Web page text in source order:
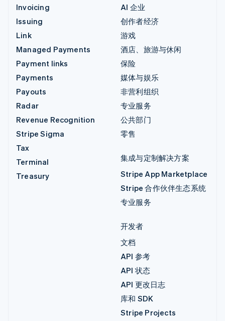
Invoicing
Issuing
Link
Managed Payments
Payment links
Payments
Payouts
Radar
Revenue Recognition
Stripe Sigma
Tax
Terminal
Treasury
AI 企业
创作者经济
游戏
酒店、旅游与休闲
保险
媒体与娱乐
非营利组织
专业服务
公共部门
零售
集成与定制解决方案
Stripe App Marketplace
Stripe 合作伙伴生态系统
专业服务
开发者
文档
API 参考
API 状态
API 更改日志
库和 SDK
Stripe Projects